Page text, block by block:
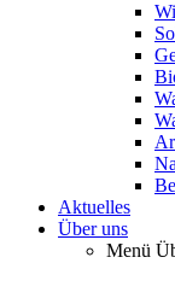
Aktuelles
Über uns
Menü